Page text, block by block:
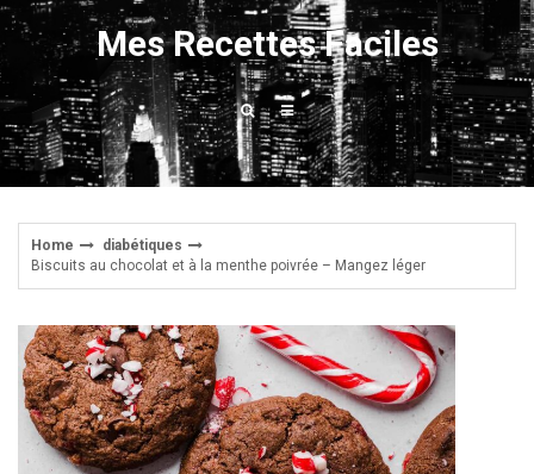
Skip
to
content
Mes Recettes Faciles
Home
diabétiques
Biscuits au chocolat et à la menthe poivrée – Mangez léger